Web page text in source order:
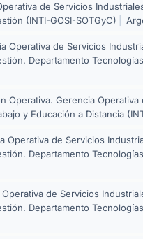
de Servicios
(INTI-GOSI-SOTGyC)
Operativa de Servicios
Departamento
Operativa. Gerencia
y Educación a Distancia
Operativa de Servicios
Departamento
de Servicios
Departamento